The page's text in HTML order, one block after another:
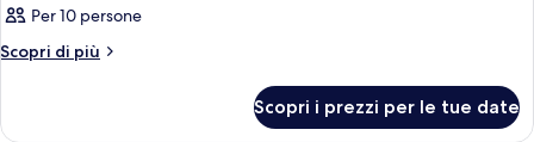
Per 10 persone
Scopri di più
Altri
Scopri i prezzi per le tue date